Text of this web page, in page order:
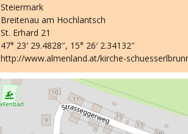
Steiermark
Breitenau am Hochlantsch
St. Erhard 21
47° 23′ 29.4828″, 15° 26′ 2.34132″
http://www.almenland.at/kirche-